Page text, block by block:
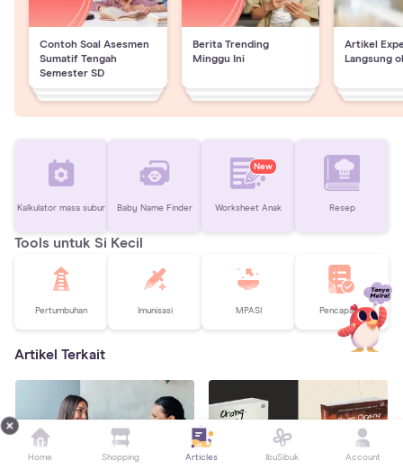
Contoh Soal Asesmen
Sumatif Tengah
Semester SD
Berita Trending
Minggu Ini
Artikel
Langsung
Kalkulator masa subur Baby Name Finder
New
Worksheet Anak Resep
Tools untuk Si Kecil
Pertumbuhan Imunisasi MPASI Pencapaian
Artikel Terkait
Home Shopping Articles IbuSibuk Account